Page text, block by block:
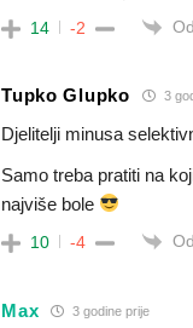
14 -2
Tupko Glupko 3
Djelitelji minusa
Samo treba pratiti na
najviše bole
10 -4
Max 3 godine prije